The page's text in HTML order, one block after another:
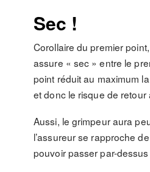
Sec !
Corollaire du premier
assure « sec » entre le
point réduit au maximum
et donc le risque de retour
Aussi, le grimpeur aura
l’assureur se rapproche
pouvoir passer par-